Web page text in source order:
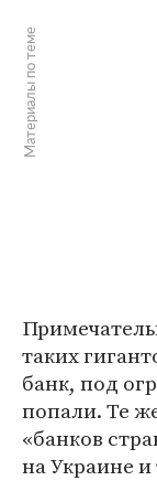
Материалы по теме
таких
банк, под
попали. Те
«банков
на Украине